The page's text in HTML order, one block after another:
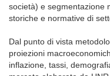
società) e segmentazione
storiche e normative di
Dal punto di vista
proiezioni
inflazione, tassi,